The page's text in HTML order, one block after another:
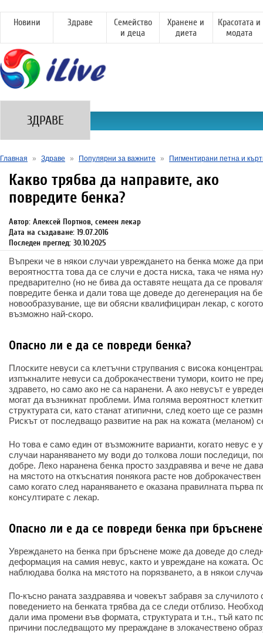
Новини Здраве
Семейство
и деца
Хранене и
диета
Красотата и
модата
ЗДРАВЕ
Главная » Здраве » Популярни за важните » Пигментирани петна и
Какво трябва да направите, ако
повредите бенка?
Автор: Алексей Портнов, семеен лекар
Дата на създаване: 19.07.2016
Последен преглед: 30.10.2025
Въпреки че в някои случаи увреждането на бенка може да
вероятността това да се случи е доста ниска, така че няма
предварително (но не бива да оставяте нещата да се
повредите бенка и дали това ще доведе до дегенерация на
новообразувание, ще ви обясни квалифициран лекар, с
възможно най-скоро.
Опасно ли е да се повреди бенка?
Плоските невуси са клетъчни струпвания с висока
изпъкналите невуси са доброкачествени тумори, които не
здравето, но само ако не са наранени. А ако невусът е
могат да възникнат проблеми. Има голяма вероятност
структурата си, като станат атипични, след което ще се
Рискът от последващо развитие на рак на кожата (меланом)
Но това е само един от възможните варианти, когато невус е
случаи нараняването му води до толкова лоши последици,
добре. Леко наранена бенка просто заздравява и вече не
на мястото на откъснатия понякога расте нов
само когато след нараняването е оказана правилната първа
консултирате с лекар.
Опасно ли е да се повреди бенка при
Увреждането на бенка при бръснене може да доведе до
деформация на самия невус, както и увреждане на кожата.
наблюдава болка на мястото на порязването, а в някои
По-късно раната заздравява и човекът забравя за случилото
поведението на бенката трябва да се следи отблизо.
дали има промени във формата, структурата и т.н., тъй като
причини последващото му прераждане в злокачествено